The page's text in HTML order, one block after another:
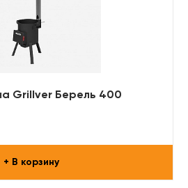
Grillver Берель 400
+ В корзину